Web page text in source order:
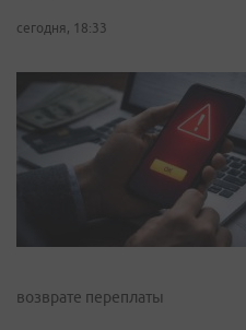
сегодня, 18:33
возврате переплаты